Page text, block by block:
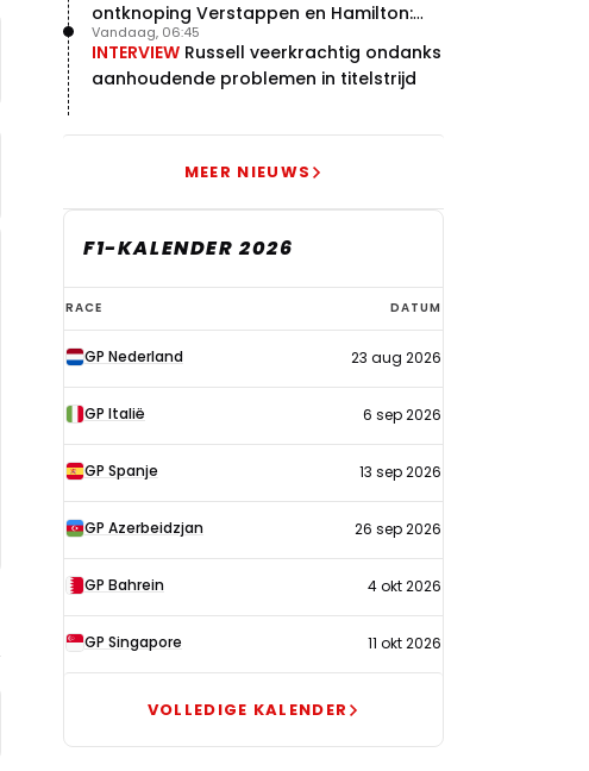
ontknoping Verstappen en Hamilton:
"Leven of dood!"
INTERVIEW Russell veerkrachtig ondanks
aanhoudende problemen in titelstrijd
Vandaag, 06:45
MEER NIEUWS
F1-KALENDER 2026
F1-
kalender
2026
RACE DATUM
GP Nederland 23 aug 2026
GP Italië 6 sep 2026
GP Spanje 13 sep 2026
GP Azerbeidzjan 26 sep 2026
GP Bahrein 4 okt 2026
GP Singapore 11 okt 2026
VOLLEDIGE KALENDER